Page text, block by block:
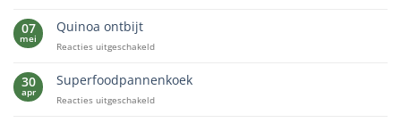
07
mei
Quinoa ontbijt
Reacties uitgeschakeldvoor
ontbijt
30
apr
Superfoodpannenkoek
Reacties uitgeschakeldvoor